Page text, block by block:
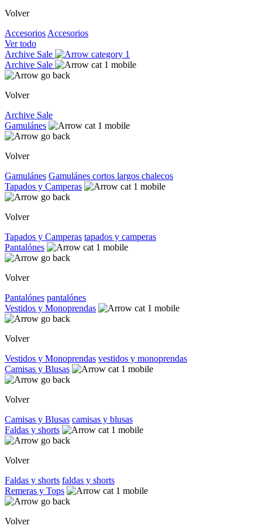
Volver
Accesorios Accesorios
Ver todo
Archive Sale
Archive Sale
Volver
Archive Sale
Gamulánes
Volver
Gamulánes Gamulánes cortos largos chalecos
Tapados y Camperas
Volver
Tapados y Camperas tapados y camperas
Pantalónes
Volver
Pantalónes pantalónes
Vestidos y Monoprendas
Volver
Vestidos y Monoprendas vestidos y monoprendas
Camisas y Blusas
Volver
Camisas y Blusas camisas y blusas
Faldas y shorts
Volver
Faldas y shorts faldas y shorts
Remeras y Tops
Volver